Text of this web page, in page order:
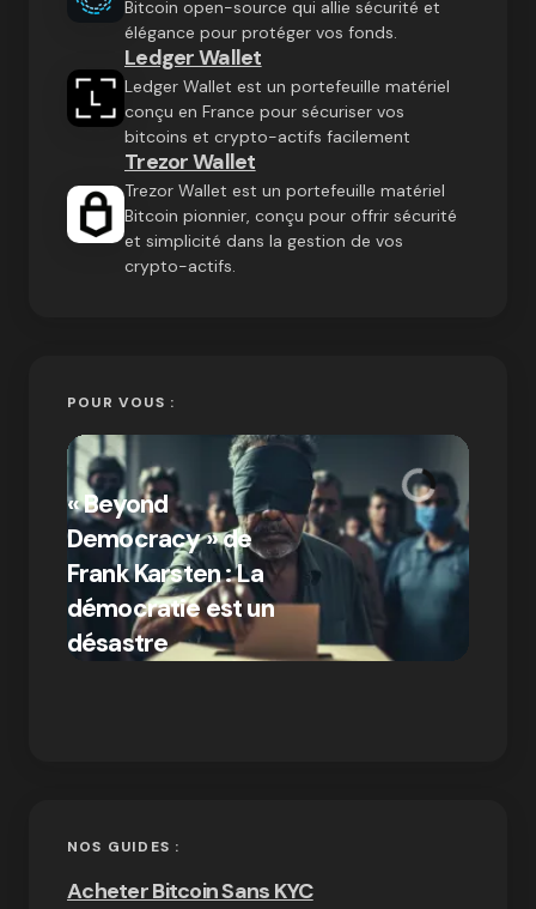
Bitcoin open-source qui allie sécurité et
élégance pour protéger vos fonds.
Ledger Wallet
Ledger Wallet est un portefeuille matériel
conçu en France pour sécuriser vos
bitcoins et crypto-actifs facilement
Trezor Wallet
Trezor Wallet est un portefeuille matériel
Bitcoin pionnier, conçu pour offrir sécurité
et simplicité dans la gestion de vos
crypto-actifs.
POUR VOUS :
« Beyond
Democracy » de
Frank Karsten : La
démocratie est un
désastre
par Ines Aissani
on 03/10/2024
NOS GUIDES :
Acheter Bitcoin Sans KYC